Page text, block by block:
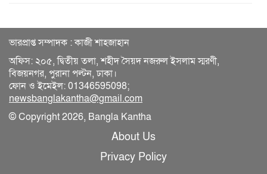
ভারপ্রাপ্ত সম্পাদক : কাজী শাহজাহান
অফিস: ২০৫, দ্বিতীয় তলা, শহীদ সৈয়দ নজরুল ইসলাম স্মরণী,
বিজয়নগর, পুরানা পল্টন, ঢাকা।
ফোন ও ইমেইল: 01346595098;
newsbanglakantha@gmail.com
© Copyright 2026, Bangla Kantha
About Us
Privacy Policy